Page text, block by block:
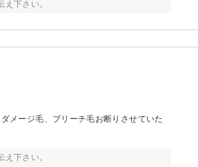
下さい。
ージ毛、ブリーチ毛お断りさせていた
下さい。